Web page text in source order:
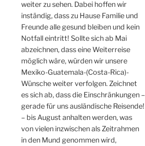
weiter zu sehen. Dabei hoffen wir
inständig, dass zu Hause Familie und
Freunde alle gesund bleiben und kein
Notfall eintritt! Sollte sich ab Mai
abzeichnen, dass eine Weiterreise
möglich wäre, würden wir unsere
Mexiko-Guatemala-(Costa-Rica)-
Wünsche weiter verfolgen. Zeichnet
es sich ab, dass die Einschränkungen –
gerade für uns ausländische Reisende!
– bis August anhalten werden, was
von vielen inzwischen als Zeitrahmen
in den Mund genommen wird,